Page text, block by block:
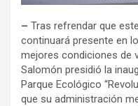
– Tras refrendar que
continuará presente en
mejores condiciones de
Salomón presidió la
Parque Ecológico
que su administración